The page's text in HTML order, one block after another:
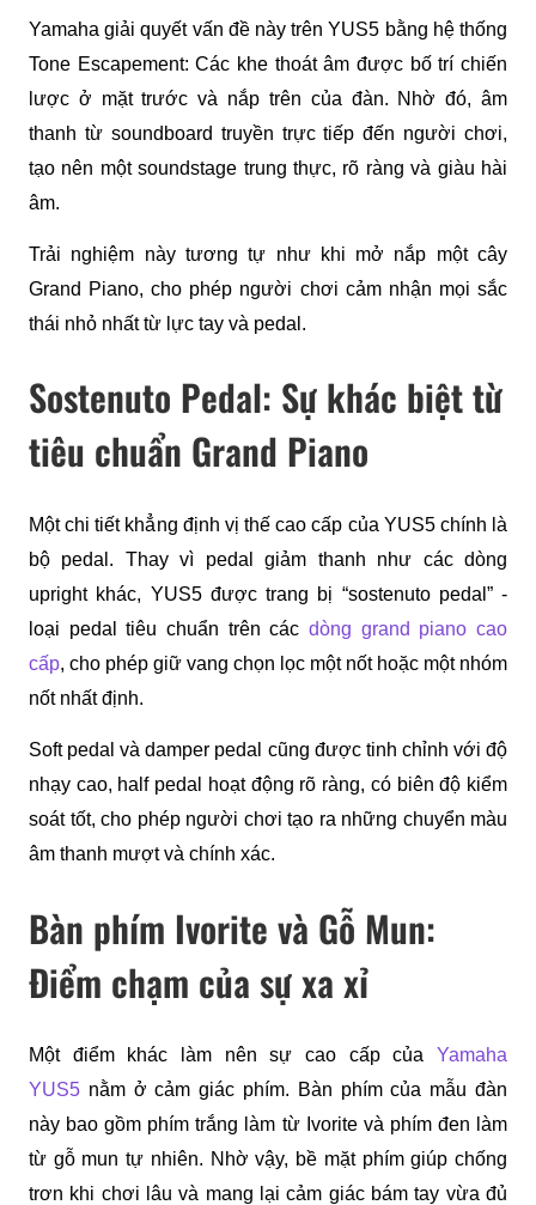
Yamaha giải quyết vấn đề này trên YUS5 bằng hệ thống
Tone Escapement: Các khe thoát âm được bố trí chiến
lược ở mặt trước và nắp trên của đàn. Nhờ đó, âm
thanh từ soundboard truyền trực tiếp đến người chơi,
tạo nên một soundstage trung thực, rõ ràng và giàu hài
âm.
Trải nghiệm này tương tự như khi mở nắp một cây
Grand Piano, cho phép người chơi cảm nhận mọi sắc
thái nhỏ nhất từ lực tay và pedal.
Sostenuto Pedal: Sự khác biệt từ
tiêu chuẩn Grand Piano
Một chi tiết khẳng định vị thế cao cấp của YUS5 chính là
bộ pedal. Thay vì pedal giảm thanh như các dòng
upright khác, YUS5 được trang bị “sostenuto pedal” -
loại pedal tiêu chuẩn trên các dòng grand piano cao
cấp, cho phép giữ vang chọn lọc một nốt hoặc một nhóm
nốt nhất định.
Soft pedal và damper pedal cũng được tinh chỉnh với độ
nhạy cao, half pedal hoạt động rõ ràng, có biên độ kiểm
soát tốt, cho phép người chơi tạo ra những chuyển màu
âm thanh mượt và chính xác.
Bàn phím Ivorite và Gỗ Mun:
Điểm chạm của sự xa xỉ
Một điểm khác làm nên sự cao cấp của Yamaha
YUS5 nằm ở cảm giác phím. Bàn phím của mẫu đàn
này bao gồm phím trắng làm từ Ivorite và phím đen làm
từ gỗ mun tự nhiên. Nhờ vậy, bề mặt phím giúp chống
trơn khi chơi lâu và mang lại cảm giác bám tay vừa đủ